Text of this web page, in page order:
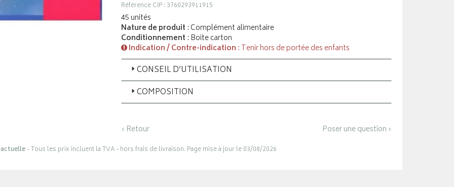
Référence CIP : 3760293911915
45 unités
Nature de produit : Complément alimentaire
Conditionnement : Boite carton
Indication / Contre-indication : Tenir hors de portée des enfants
CONSEIL D’UTILISATION
COMPOSITION
‹ Retour Poser une question ›
- Tous les prix incluent la TVA - hors frais de livraison. Page mise à jour le 03/08/2026